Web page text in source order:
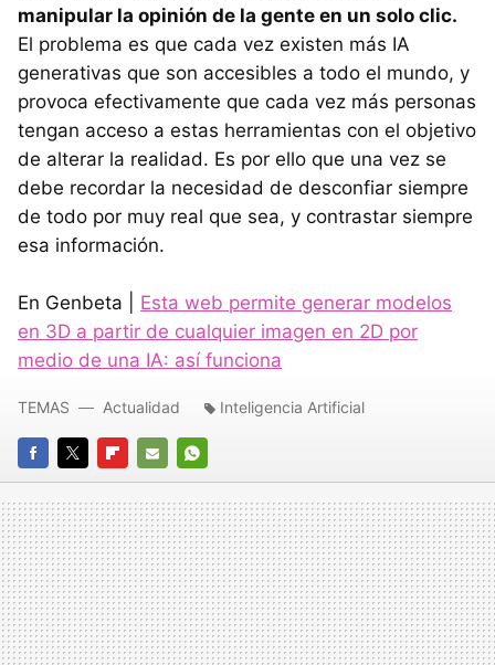
manipular la opinión de la gente en un solo clic.
El problema es que cada vez existen más IA
generativas que son accesibles a todo el mundo, y
provoca efectivamente que cada vez más personas
tengan acceso a estas herramientas con el objetivo
de alterar la realidad. Es por ello que una vez se
debe recordar la necesidad de desconfiar siempre
de todo por muy real que sea, y contrastar siempre
esa información.
En Genbeta | Esta web permite generar modelos
en 3D a partir de cualquier imagen en 2D por
medio de una IA: así funciona
FACEBOOK
TWITTERFLIPBOARD
E-
MAIL
WHATSAPP
TEMAS Actualidad Inteligencia Artificial